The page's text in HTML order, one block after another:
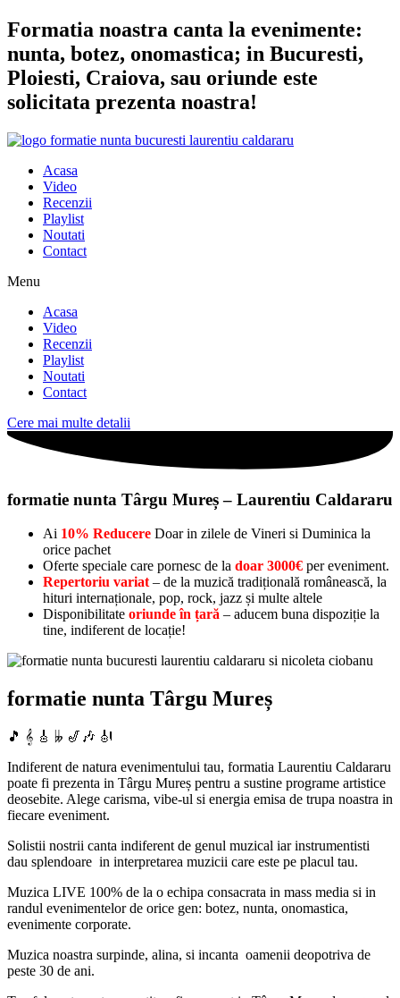
Sari
la
conținut
Formatia noastra canta la evenimente:
nunta, botez, onomastica; in Bucuresti,
Ploiesti, Craiova, sau oriunde este
solicitata prezenta noastra!
Acasa
Video
Recenzii
Playlist
Noutati
Contact
Menu
Acasa
Video
Recenzii
Playlist
Noutati
Contact
Cere mai multe detalii
formatie nunta Târgu Mureș – Laurentiu Caldararu
Ai 10% Reducere Doar in zilele de Vineri si Duminica la
orice pachet
Oferte speciale care pornesc de la doar 3000€ per eveniment.
Repertoriu variat– de la muzică tradițională românească, la
hituri internaționale, pop, rock, jazz și multe altele
Disponibilitate oriunde în țară – aducem buna dispoziție la
tine, indiferent de locație!
formatie nunta Târgu Mureș
🎵 𝄞 🎸 𝄫 🎷🎶 🎻
Indiferent de natura evenimentului tau, formatia Laurentiu Caldararu
poate fi prezenta in Târgu Mureș pentru a sustine programe artistice
deosebite. Alege carisma, vibe-ul si energia emisa de trupa noastra in
fiecare eveniment.
Solistii nostrii canta indiferent de genul muzical iar instrumentisti
dau splendoare in interpretarea muzicii care este pe placul tau.
Muzica LIVE 100% de la o echipa consacrata in mass media si in
randul evenimentelor de orice gen: botez, nunta, onomastica,
evenimente corporate.
Muzica noastra surpinde, alina, si incanta oamenii deopotriva de
peste 30 de ani.